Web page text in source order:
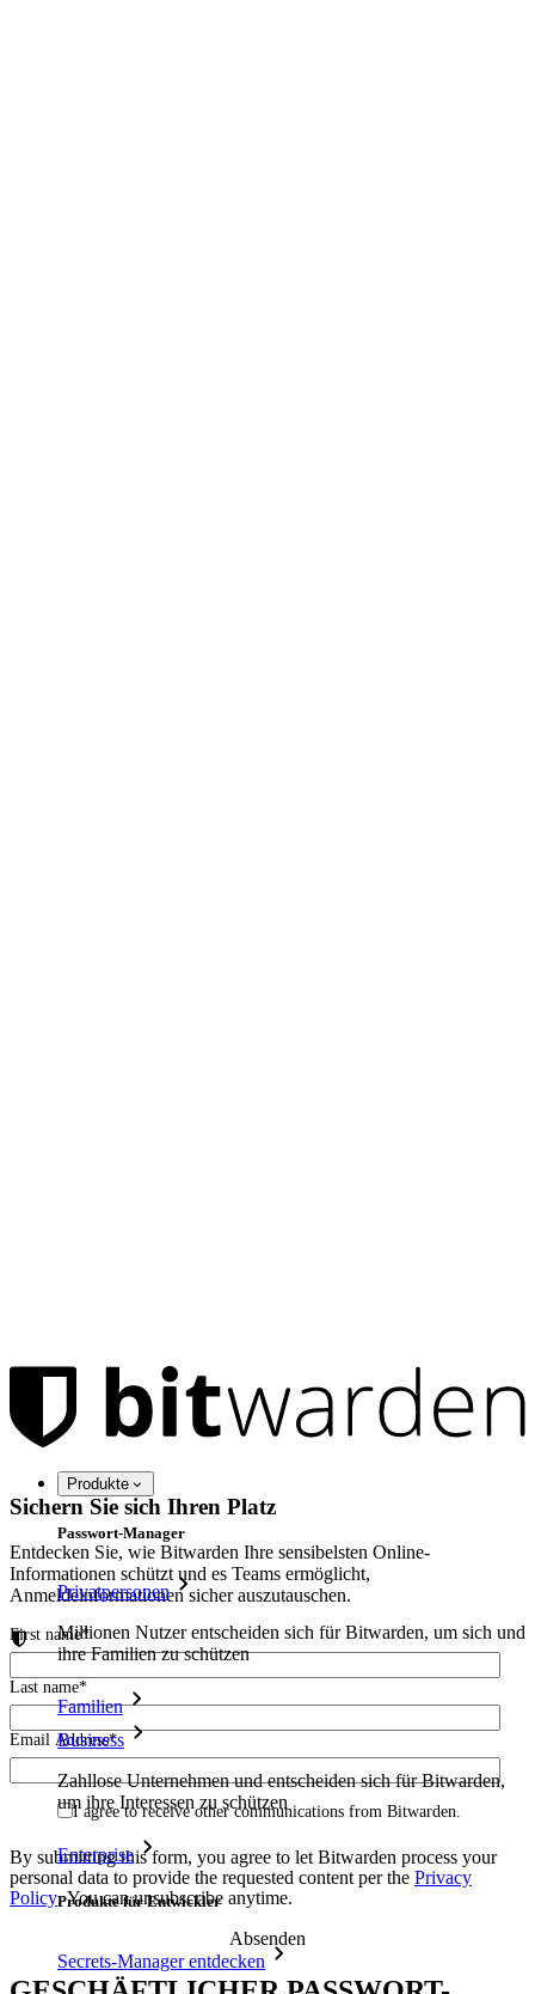
Produkte
Passwort-Manager
Privatpersonen
Millionen Nutzer entscheiden sich für Bitwarden, um sich und
ihre Familien zu schützen
Familien
Business
Zahllose Unternehmen und entscheiden sich für Bitwarden,
um ihre Interessen zu schützen
Enterprise
Produkte für Entwickler
Secrets-Manager entdecken
Sichern Sie sich Ihren Platz
Entdecken Sie, wie Bitwarden Ihre sensibelsten Online-
Informationen schützt und es Teams ermöglicht,
Anmeldeinformationen sicher auszutauschen.
First name*
Last name*
Email Address*
I agree to receive other communications from Bitwarden.
By submitting this form, you agree to let Bitwarden process your
personal data to provide the requested content per the Privacy
Policy. You can unsubscribe anytime.